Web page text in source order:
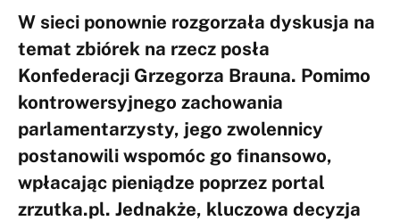
W sieci ponownie rozgorzała dyskusja na
temat zbiórek na rzecz posła
Konfederacji Grzegorza Brauna. Pomimo
kontrowersyjnego zachowania
parlamentarzysty, jego zwolennicy
postanowili wspomóc go finansowo,
wpłacając pieniądze poprzez portal
zrzutka.pl. Jednakże, kluczowa decyzja